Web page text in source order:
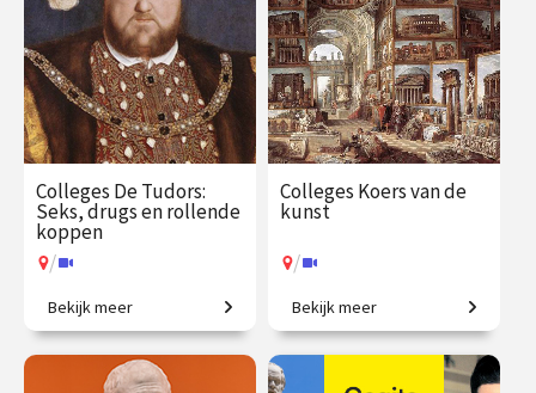
Online
/ Op locatie of online
Colleges De Tudors:
Seks, drugs en rollende
koppen
/
Een geschiedenis van
Engeland in zes huwelijken.
Bekijk meer
Colleges Koers van de
kunst
/
Creatieve steden, van
Athene tot New York.
Bekijk meer